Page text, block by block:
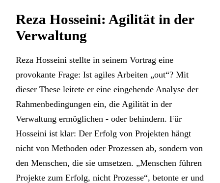
Reza Hosseini: Agilität in der
Verwaltung
Reza Hosseini stellte in seinem Vortrag eine
provokante Frage: Ist agiles Arbeiten „out“? Mit
dieser These leitete er eine eingehende Analyse der
Rahmenbedingungen ein, die Agilität in der
Verwaltung ermöglichen - oder behindern. Für
Hosseini ist klar: Der Erfolg von Projekten hängt
nicht von Methoden oder Prozessen ab, sondern von
den Menschen, die sie umsetzen. „Menschen führen
Projekte zum Erfolg, nicht Prozesse“, betonte er und